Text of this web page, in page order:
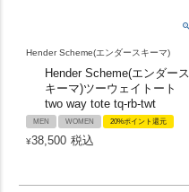
Hender Scheme(エンダースキーマ)
Hender Scheme(エンダース
キーマ)ツーウェイトート
two way tote tq-rb-twt
MEN WOMEN 20%ポイント還元
¥38,500 税込